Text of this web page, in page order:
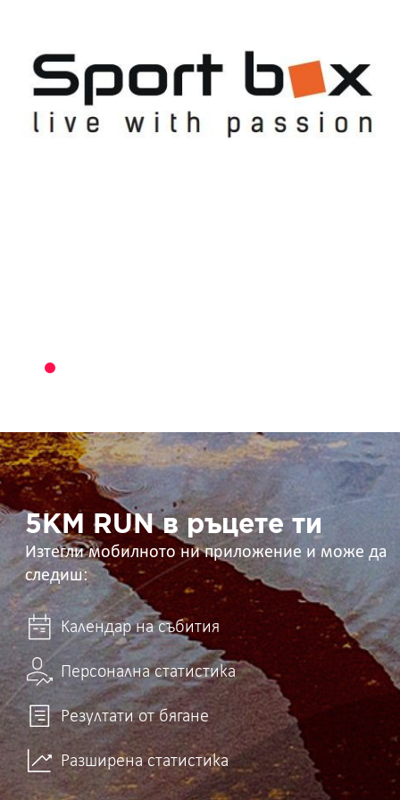
5KM
RUN
в
ръцете
ти 5KM RUN в ръцете ти
Изтегли мобилното ни приложение и може да
следиш:
Календар на събития
Персонална статистика
Резултати от бягане
Разширена статистика